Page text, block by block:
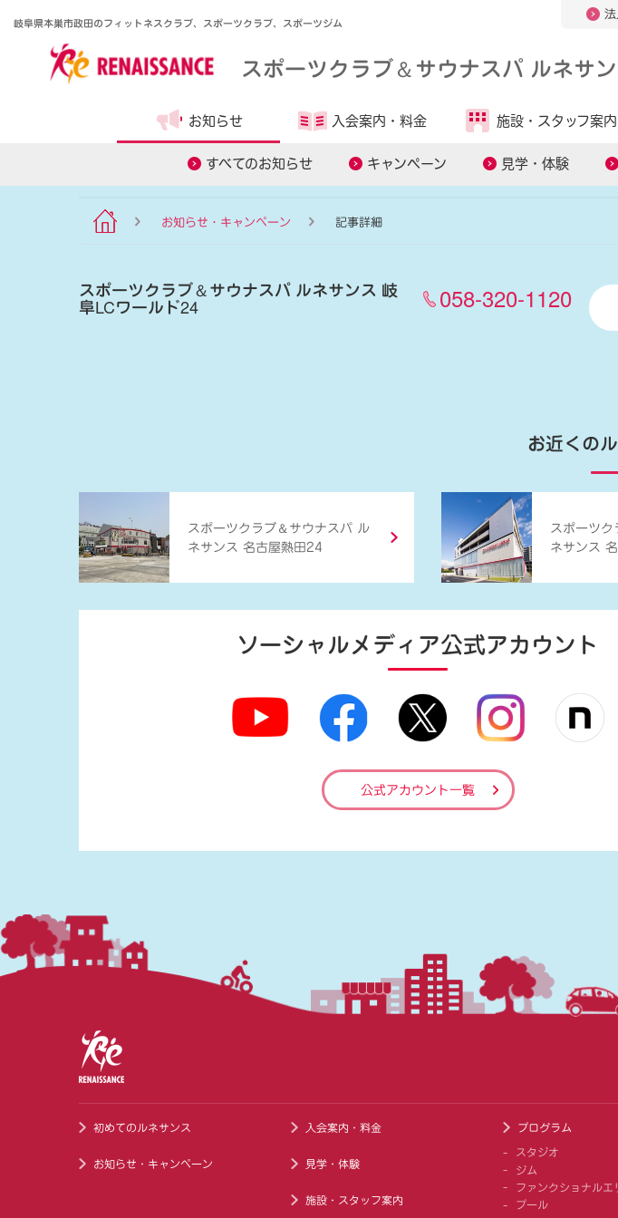
岐阜県本巣市政田のフィットネスクラブ、スポーツクラブ、スポーツジム
法
スポーツクラブ＆サウナスパ ルネサ
お知らせ
すべてのお知らせ キャンペーン 見学・体験
入会案内・ 料金 施設・ スタッフ案内
人気キー
食事管理アプリ オンラインレッスン スマートテニスレッスン
お知らせ・キャンペーン 記事詳細
スポーツクラブ＆サウナスパ ルネサンス 岐
阜LCワールド24 058-320-1120
お近くの
スポーツクラブ ＆ サウナスパ ル
ネサンス 名古屋熱田24
スポーツク
ネサンス
ソーシャルメディア公式アカウント
公式アカウント一覧
初めてのルネサンス
お知らせ・キャンペーン
入会案内・料金
見学・体験
施設・スタッフ案内
プログラム
スタジオ
ジム
ファンクショナルエ
プール